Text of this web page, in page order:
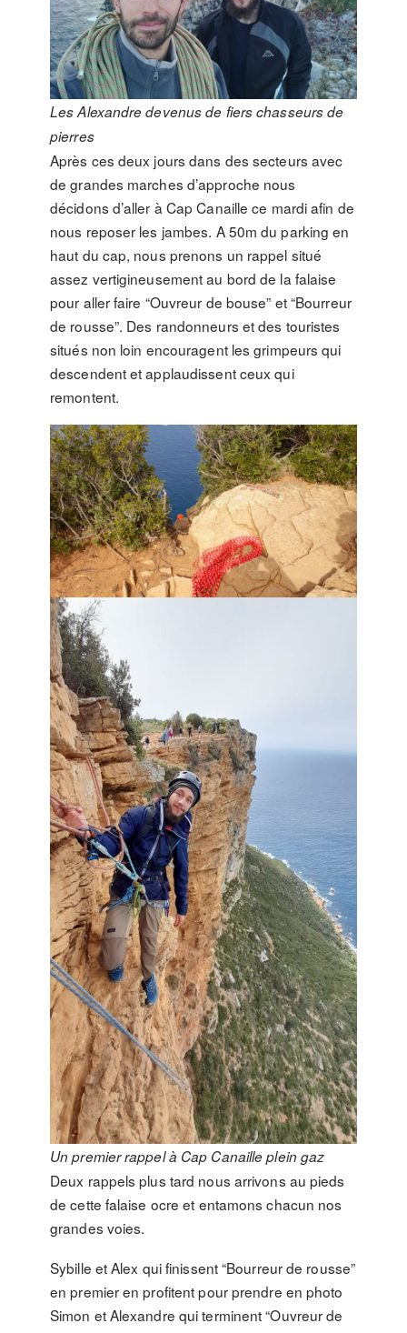
Les Alexandre devenus de fiers chasseurs de
pierres
Après ces deux jours dans des secteurs avec
de grandes marches d’approche nous
décidons d’aller à Cap Canaille ce mardi afin de
nous reposer les jambes. A 50m du parking en
haut du cap, nous prenons un rappel situé
assez vertigineusement au bord de la falaise
pour aller faire “Ouvreur de bouse” et “Bourreur
de rousse”. Des randonneurs et des touristes
situés non loin encouragent les grimpeurs qui
descendent et applaudissent ceux qui
remontent.
Un premier rappel à Cap Canaille plein gaz
Deux rappels plus tard nous arrivons au pieds
de cette falaise ocre et entamons chacun nos
grandes voies.
Sybille et Alex qui finissent “Bourreur de rousse”
en premier en profitent pour prendre en photo
Simon et Alexandre qui terminent “Ouvreur de